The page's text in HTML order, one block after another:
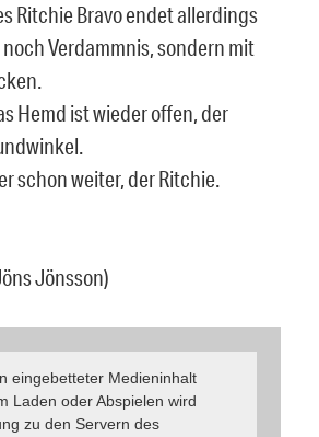
Ritchie Bravo endet allerdings
Verdammnis, sondern mit
Hemd ist wieder offen, der
schon weiter, der Ritchie.
Jönsson)
eingebetteter Medieninhalt
Laden oder Abspielen wird
zu den Servern des